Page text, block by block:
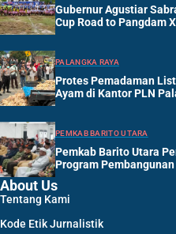
Gubernur Agustiar
Cup Road to Pangdam
PALANGKA RAYA
Protes Pemadaman
Ayam di Kantor PLN
PEMKAB BARITO UTARA
Pemkab Barito Utara
Program
About Us
Tentang Kami
Kode Etik Jurnalistik